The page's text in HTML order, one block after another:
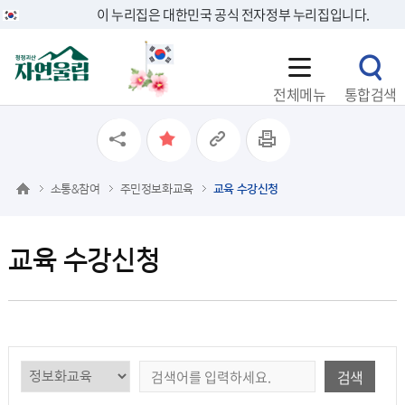
이 누리집은 대한민국 공식 전자정부 누리집입니다.
전체메뉴 통합검색
교육 수강신청
소통&참여 주민정보화교육 교육 수강신청
검색